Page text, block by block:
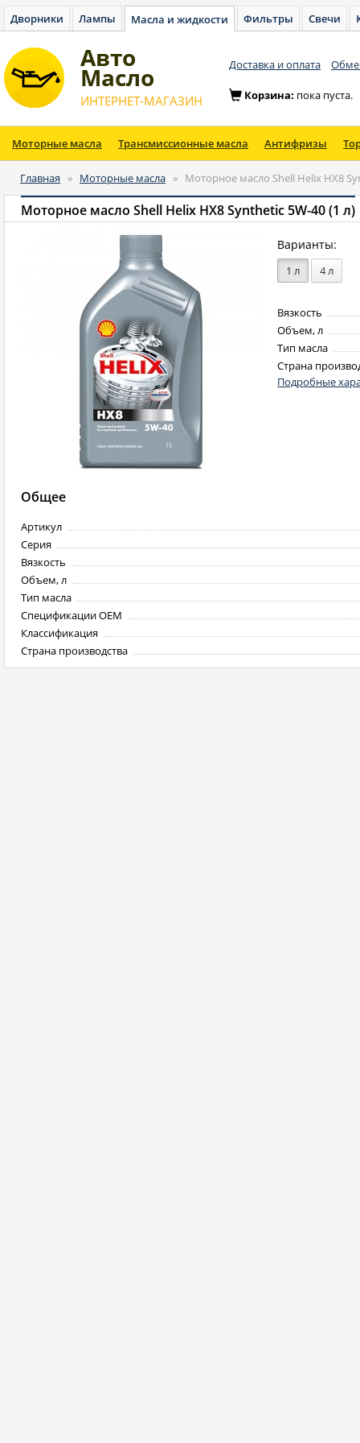
Дворники Лампы Масла и жидкости Фильтры Свечи
Авто
Масло
ИНТЕРНЕТ-МАГАЗИН
Доставка и оплата
Корзина: пока пуста.
Моторные масла Трансмиссионные масла Антифризы
Главная » Моторные масла » Моторное масло Shell Helix HX8
Моторное масло Shell Helix HX8 Synthetic 5W-40 (1 л)
Варианты:
1 л 4 л
Вязкость
Объем, л
Тип масла
Страна
Подробные
Общее
Артикул
Серия
Вязкость
Объем, л
Тип масла
Спецификации OEM
Классификация
Страна производства